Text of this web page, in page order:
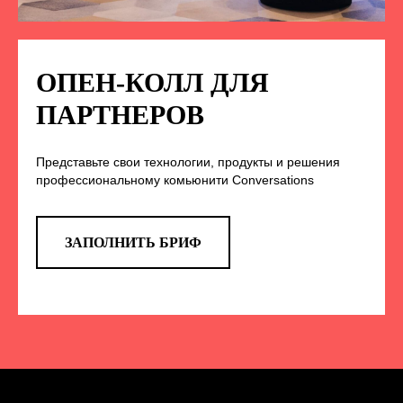
ОПЕН-КОЛЛ ДЛЯ
ПАРТНЕРОВ
Представьте свои технологии, продукты и решения
профессиональному комьюнити Conversations
ЗАПОЛНИТЬ БРИФ
TELEGRAM
Эксклюзивные спойлеры к докладам,
новости конференции